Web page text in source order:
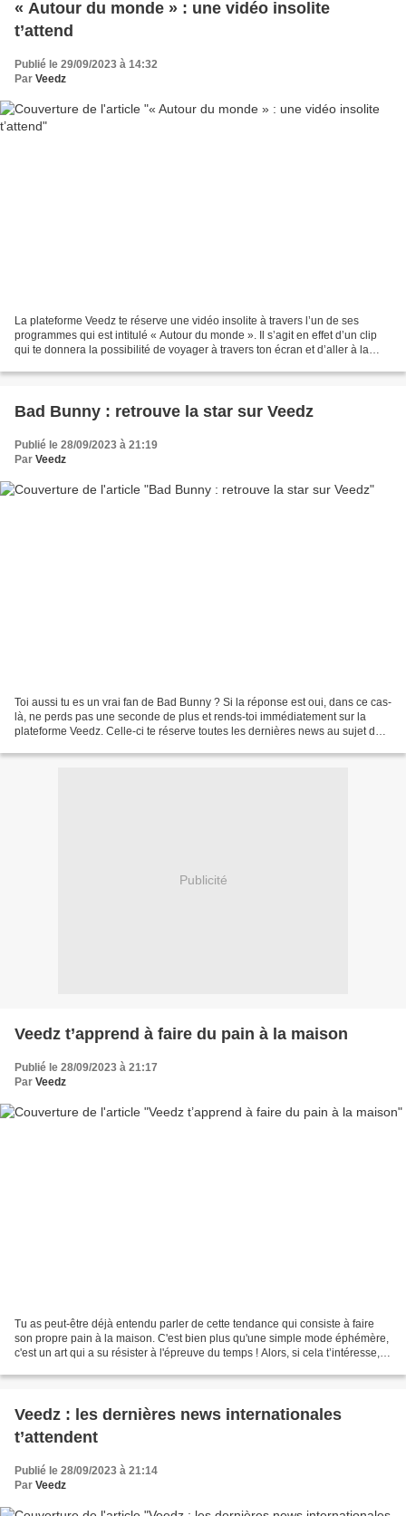
« Autour du monde » : une vidéo insolite
t’attend
Publié le 29/09/2023 à 14:32
Par Veedz
La plateforme Veedz te réserve une vidéo insolite à travers l’un de ses
programmes qui est intitulé « Autour du monde ». Il s’agit en effet d’un clip
qui te donnera la possibilité de voyager à travers ton écran et d’aller à la
Bad Bunny : retrouve la star sur Veedz
Publié le 28/09/2023 à 21:19
Par Veedz
Toi aussi tu es un vrai fan de Bad Bunny ? Si la réponse est oui, dans ce cas-
là, ne perds pas une seconde de plus et rends-toi immédiatement sur la
plateforme Veedz. Celle-ci te réserve toutes les dernières news au sujet de
Publicité
Veedz t’apprend à faire du pain à la maison
Publié le 28/09/2023 à 21:17
Par Veedz
Tu as peut-être déjà entendu parler de cette tendance qui consiste à faire
son propre pain à la maison. C'est bien plus qu'une simple mode éphémère,
c'est un art qui a su résister à l'épreuve du temps ! Alors, si cela t’intéresse,
Veedz : les dernières news internationales
t’attendent
Publié le 28/09/2023 à 21:14
Par Veedz